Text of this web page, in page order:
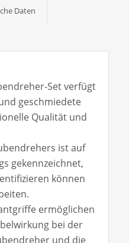
Daten
Set verfügt
geschmiedete
Qualität und
ist auf
gekennzeichnet,
können
ermöglichen
bei der
und die